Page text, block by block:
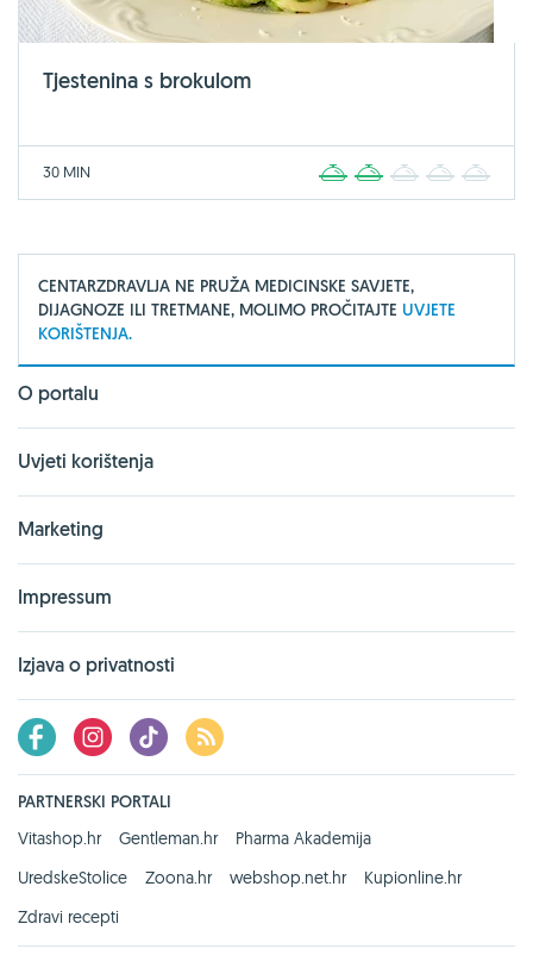
Tjestenina s brokulom
30 MIN 2 3 4
CENTARZDRAVLJA NE PRUŽA MEDICINSKE SAVJETE,
DIJAGNOZE ILI TRETMANE, MOLIMO PROČITAJTE UVJETE
KORIŠTENJA.
O portalu
Uvjeti korištenja
Marketing
Impressum
Izjava o privatnosti
PARTNERSKI PORTALI
Vitashop.hr
Gentleman.hr
Pharma Akademija
UredskeStolice
Zoona.hr webshop.net.hr
Kupionline.hr
Zdravi recepti